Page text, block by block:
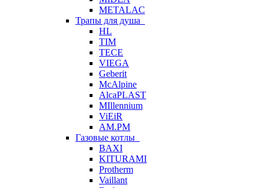
METALAC
Трапы для душа
HL
TIM
TECE
VIEGA
Geberit
McAlpine
AlcaPLAST
MIllennium
ViEiR
AM.PM
Газовые котлы
BAXI
KITURAMI
Protherm
Vaillant